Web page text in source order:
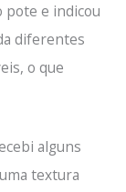
pote e indicou
diferentes
o que
alguns
textura